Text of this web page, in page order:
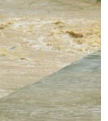
#Kepulauan Sula